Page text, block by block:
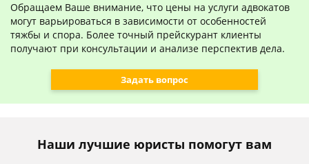
Обращаем Ваше внимание, что цены на услуги адвокатов
могут варьироваться в зависимости от особенностей
тяжбы и спора. Более точный прейскурант клиенты
получают при консультации и анализе перспектив дела.
Задать вопрос
Наши лучшие юристы помогут вам